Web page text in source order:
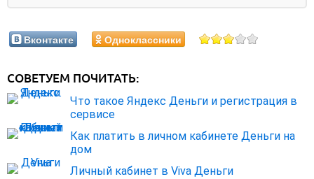
Вконтакте Одноклассники
СОВЕТУЕМ ПОЧИТАТЬ:
Что такое Яндекс Деньги и регистрация в
сервисе
Как платить в личном кабинете Деньги на
дом
Личный кабинет в Viva Деньги